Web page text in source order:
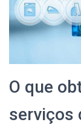
O que
serviços